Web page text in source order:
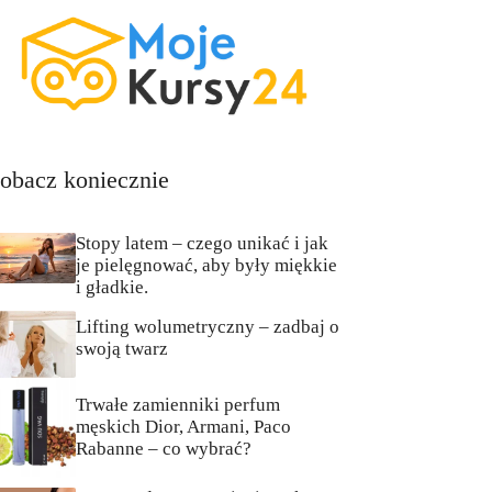
koniecznie
Stopy latem – czego unikać i jak
je pielęgnować, aby były miękkie
i gładkie.
Lifting wolumetryczny – zadbaj o
swoją twarz
Trwałe zamienniki perfum
męskich Dior, Armani, Paco
Rabanne – co wybrać?